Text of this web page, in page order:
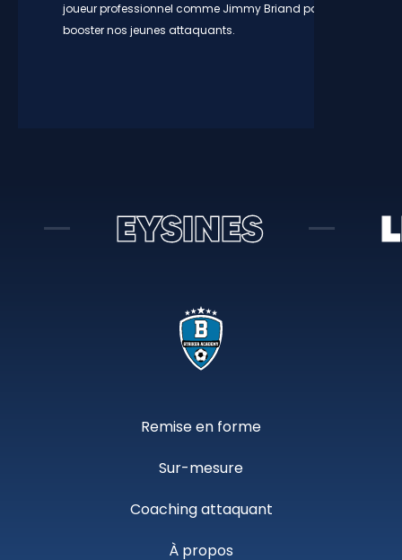
joueur professionnel comme Jimmy Briand pour
booster nos jeunes attaquants.
— LE
Remise en forme
Sur-mesure
Coaching attaquant
À propos